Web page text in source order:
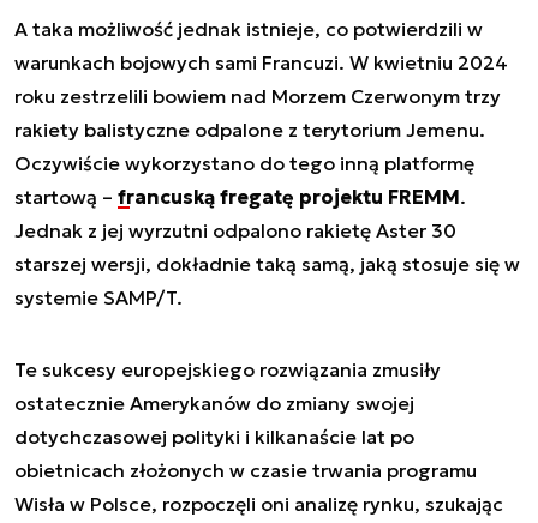
A taka możliwość jednak istnieje, co potwierdzili w
warunkach bojowych sami Francuzi. W kwietniu 2024
roku zestrzelili bowiem nad Morzem Czerwonym trzy
rakiety balistyczne odpalone z terytorium Jemenu.
Oczywiście wykorzystano do tego inną platformę
startową – francuską fregatę projektu FREMM.
Jednak z jej wyrzutni odpalono rakietę Aster 30
starszej wersji, dokładnie taką samą, jaką stosuje się w
systemie SAMP/T.
Te sukcesy europejskiego rozwiązania zmusiły
ostatecznie Amerykanów do zmiany swojej
dotychczasowej polityki i kilkanaście lat po
obietnicach złożonych w czasie trwania programu
Wisła w Polsce, rozpoczęli oni analizę rynku, szukając